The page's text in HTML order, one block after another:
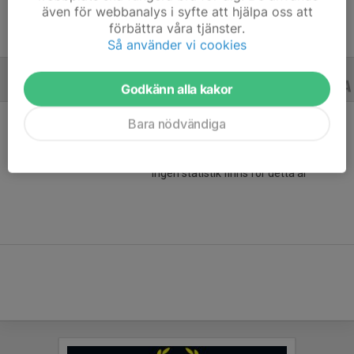
A-LAGSSERIER 14/15
Ingen statistik finns för detta år
även för webbanalys i syfte att hjälpa oss att
förbättra våra tjänster.
Så använder vi cookies
Godkänn alla kakor
Bara nödvändiga